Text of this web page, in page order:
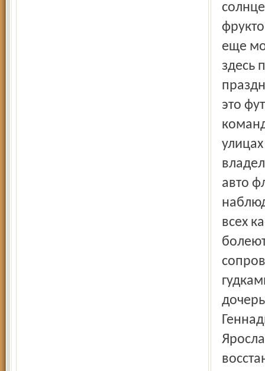
еще
здесь
это
авто
всех